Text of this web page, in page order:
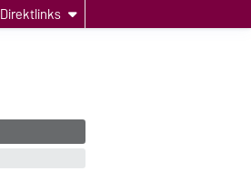
Direktlinks